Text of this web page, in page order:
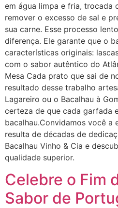
em água limpa e fria, trocada
remover o excesso de sal e
sua carne. Esse processo
diferença. Ele garante que o
características originais:
com o sabor autêntico do
Mesa Cada prato que sai de
resultado desse trabalho
Lagareiro ou o Bacalhau à
certeza de que cada garfada
bacalhau.Convidamos você a
resulta de décadas de
Bacalhau Vinho & Cia e
qualidade superior.
Celebre o Fim
Sabor de